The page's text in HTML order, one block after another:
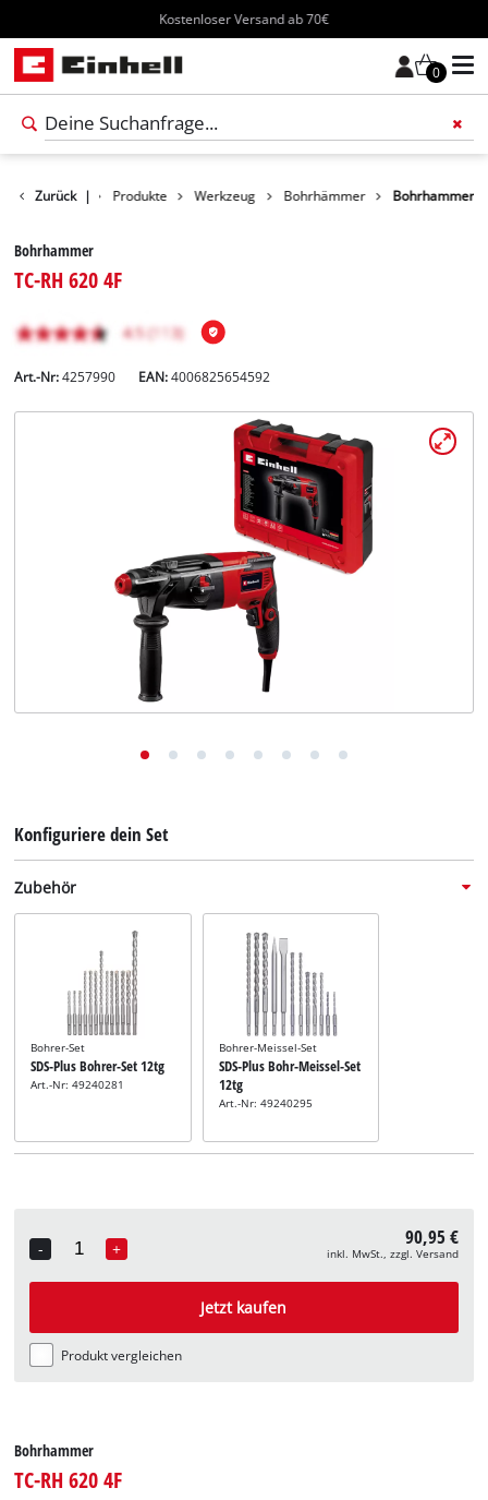
Kostenloser Versand ab 70€
0
Zurück | Produkte Werkzeug Bohrhämmer Bohrhammer
Bohrhammer
TC-RH 620 4F
Art.-Nr: 4257990 EAN:4006825654592
Konfiguriere dein Set
Zubehör
Bohrer-Set
SDS-Plus Bohrer-Set 12tg
Art.-Nr: 49240281
Bohrer-Meissel-Set
SDS-Plus Bohr-Meissel-Set
12tg
Art.-Nr: 49240295
-
Quantity
+ 90,95 €
inkl. MwSt., zzgl. Versand
Jetzt kaufen
Produkt vergleichen
Bohrhammer
TC-RH 620 4F